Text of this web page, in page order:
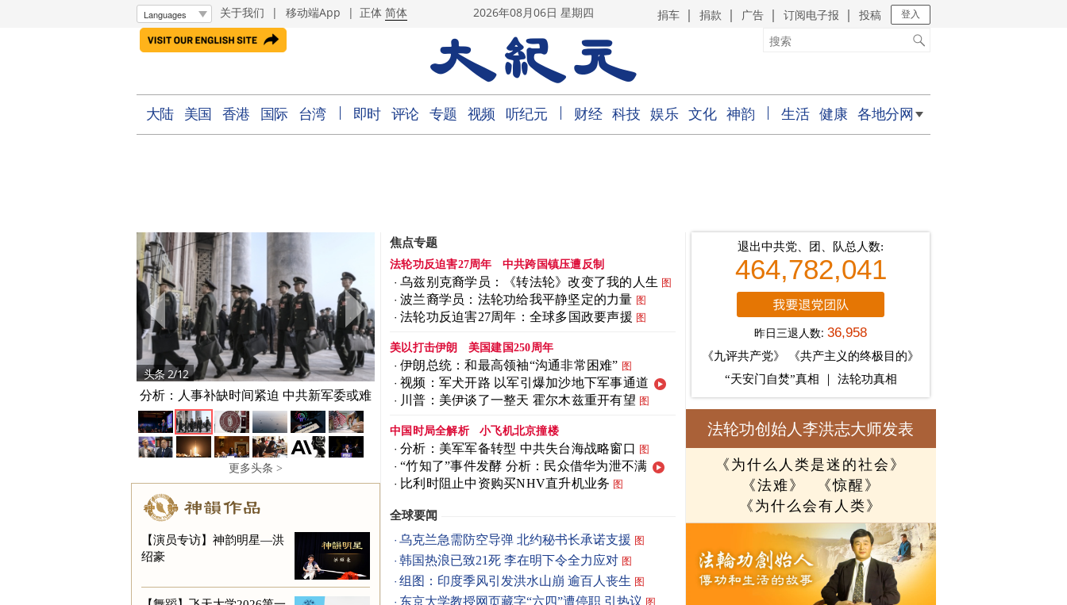
关于我们 | 移动端App | 正体 简体 2026年08月06日 星期四 捐车 捐款 广告 订阅电子报 投稿 登入
大陆 美国 香港 国际 台湾 即时 评论 专题 视频 听纪元 财经 科技 娱乐 文化 神韵 生活 健康 各地分网
头条 2/12
分析：人事补缺时间紧迫 中共新军委或难
产
更多头条 >
【演员专访】神韵明星—洪
绍豪
焦点专题
法轮功反迫害27周年 中共跨国镇压遭反制
乌兹别克裔学员：《转法轮》改变了我的人生 图
波兰裔学员：法轮功给我平静坚定的力量 图
法轮功反迫害27周年：全球多国政要声援 图
美以打击伊朗 美国建国250周年
伊朗总统：和最高领袖“沟通非常困难” 图
视频：军犬开路 以军引爆加沙地下军事通道
川普：美伊谈了一整天 霍尔木兹重开有望 图
中国时局全解析 小飞机北京撞楼
分析：美军军备转型 中共失台海战略窗口 图
“竹知了”事件发酵 分析：民众借华为泄不满
比利时阻止中资购买NHV直升机业务 图
全球要闻
乌克兰急需防空导弹 北约秘书长承诺支援 图
韩国热浪已致21死 李在明下令全力应对 图
组图：印度季风引发洪水山崩 逾百人丧生 图
东京大学教授网页藏字“六四”遭停职 引热议 图
退出中共党、团、队总人数:
464,782,041
昨日三退人数:36,958
《九评共产党》
《共产主义的终极目的》
“天安门自焚”真相
法轮功真相
法轮功创始人李洪志大师发表
《为什么人类是迷的社会》
《法难》
《惊醒》
《为什么会有人类》